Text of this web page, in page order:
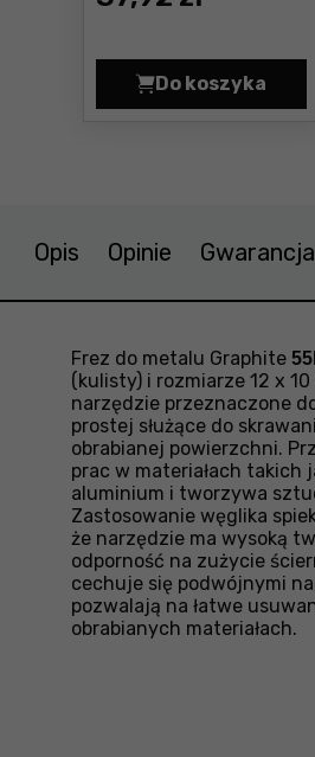
Do koszyka
Frezy
Opis Opinie Gwarancja
Frez do metalu Graphite
(kulisty) i rozmiarze 12 x
narzędzie przeznaczone
prostej służące do
obrabianej powierzchni.
prac w materiałach takich
aluminium i tworzywa
Zastosowanie węglika
że narzędzie ma wysoką
odporność na zużycie
cechuje się podwójnymi
pozwalają na łatwe
obrabianych materiałach.